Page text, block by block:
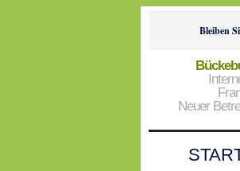
Bleiben
Neuer